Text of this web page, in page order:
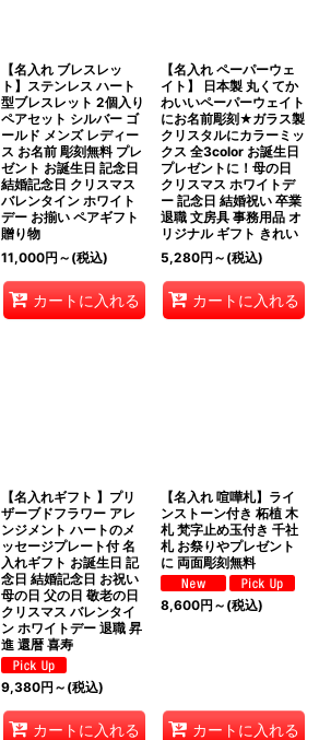
【名入れ ブレスレッ
ト】ステンレス ハート
型ブレスレット 2個入り
ペアセット シルバー ゴ
ールド メンズ レディー
ス お名前 彫刻無料 プレ
ゼント お誕生日 記念日
結婚記念日 クリスマス
バレンタイン ホワイト
デー お揃い ペアギフト
贈り物
11,000円 ～ (税込)
カートに入れる
【名入れ ペーパーウェ
イト】 日本製 丸くてか
わいいペーパーウェイト
にお名前彫刻★ガラス製
クリスタルにカラーミッ
クス 全3color お誕生日
プレゼントに！母の日
クリスマス ホワイトデ
ー 記念日 結婚祝い 卒業
退職 文房具 事務用品 オ
リジナル ギフト きれい
5,280円 ～ (税込)
カートに入れる
【名入れギフト 】プリ
ザーブドフラワー アレ
ンジメント ハートのメ
ッセージプレート付 名
入れギフト お誕生日 記
念日 結婚記念日 お祝い
母の日 父の日 敬老の日
クリスマス バレンタイ
ン ホワイトデー 退職 昇
進 還暦 喜寿
9,380円 ～ (税込)
カートに入れる
【名入れ 喧嘩札】ライ
ンストーン付き 柘植 木
札 梵字止め玉付き 千社
札 お祭りやプレゼント
に 両面彫刻無料
8,600円 ～ (税込)
カートに入れる